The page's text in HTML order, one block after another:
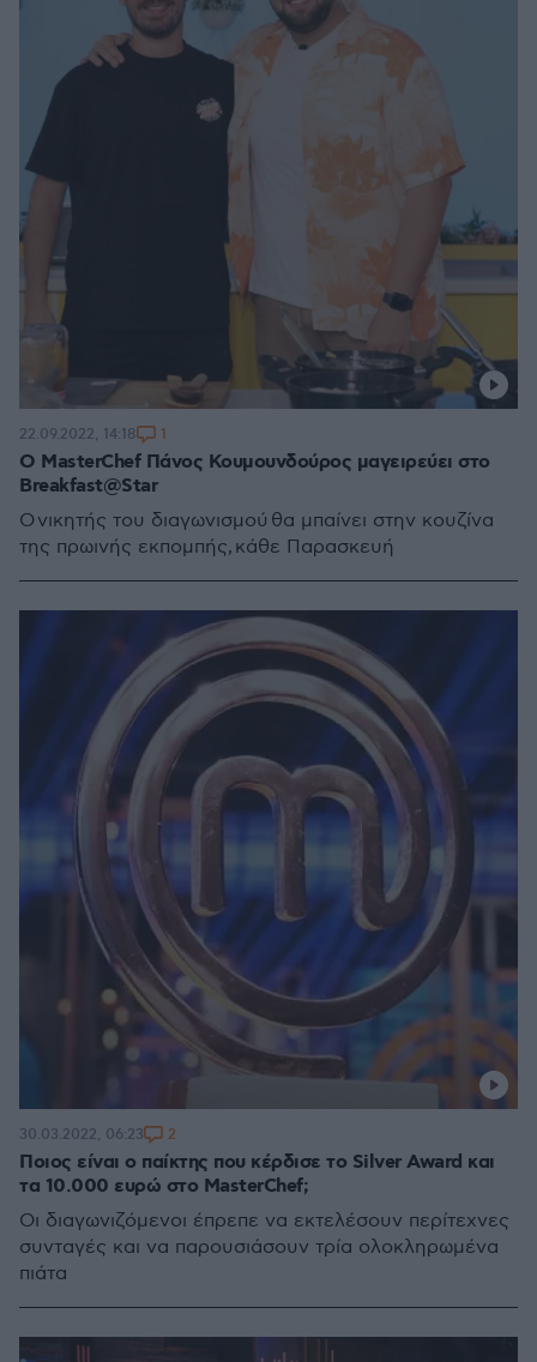
Ο MasterChef Πάνος Κουμουνδούρος μαγειρεύει στο
Breakfast@Star
Ο νικητής του διαγωνισμού θα μπαίνει στην κουζίνα
της πρωινής εκπομπής, κάθε Παρασκευή
22.09.2022, 14:18 1
Ποιος είναι ο παίκτης που κέρδισε το Silver Award και
τα 10.000 ευρώ στο MasterChef;
Οι διαγωνιζόμενοι έπρεπε να εκτελέσουν περίτεχνες
συνταγές και να παρουσιάσουν τρία ολοκληρωμένα
πιάτα
30.03.2022, 06:23 2